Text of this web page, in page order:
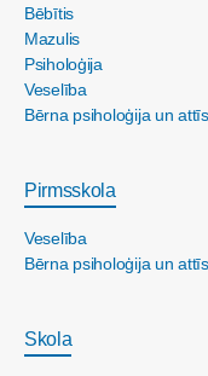
Bēbītis
Mazulis
Psiholoģija
Veselība
Bērna psiholoģija un
Pirmsskola
Veselība
Bērna psiholoģija un
Skola